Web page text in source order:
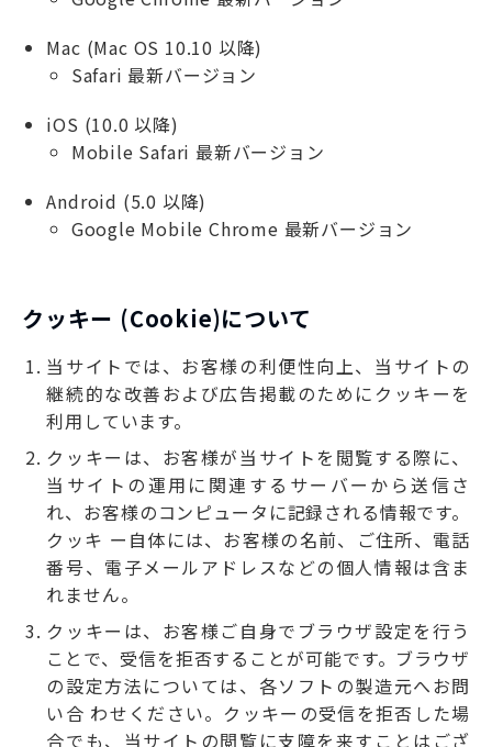
Mac (Mac OS 10.10 以降)
Safari 最新バージョン
iOS (10.0 以降)
Mobile Safari 最新バージョン
Android (5.0 以降)
Google Mobile Chrome 最新バージョン
クッキー (Cookie)について
当サイトでは、お客様の利便性向上、当サイトの
継続的な改善および広告掲載のためにクッキーを
利用しています。
クッキーは、お客様が当サイトを閲覧する際に、
当サイトの運用に関連するサーバーから送信さ
れ、お客様のコンピュータに記録される情報です。
クッキ ー自体には、お客様の名前、ご住所、電話
番号、電子メールアドレスなどの個人情報は含ま
れません。
クッキーは、お客様ご自身でブラウザ設定を行う
ことで、受信を拒否することが可能です。ブラウザ
の設定方法については、各ソフトの製造元へお問
い合 わせください。クッキーの受信を拒否した場
合でも、当サイトの閲覧に支障を来すことはござ